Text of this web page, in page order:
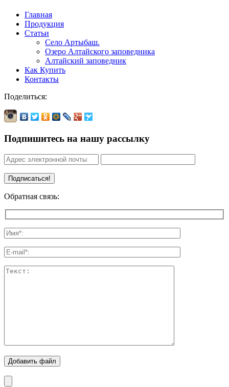
Главная
Продукция
Статьи
Село Артыбаш.
Озеро Алтайского заповедника
Алтайский заповедник
Как Купить
Контакты
Поделиться:
Подпишитесь на нашу рассылку
Обратная связь:
Добавить файл